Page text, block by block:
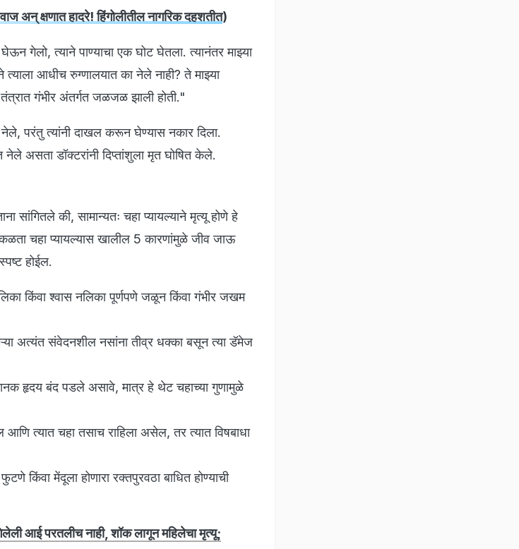
क्षणात हादरे! हिंगोलीतील नागरिक दहशतीत)
गेलो, त्याने पाण्याचा एक घोट घेतला. त्यानंतर माझ्या
आधीच रुग्णालयात का नेले नाही? ते माझ्या
तंत्रात गंभीर अंतर्गत जळजळ झाली होती."
परंतु त्यांनी दाखल करून घेण्यास नकार दिला.
असता डॉक्टरांनी दिप्तांशुला मृत घोषित केले.
सांगितले की, सामान्यतः चहा प्यायल्याने मृत्यू होणे हे
चहा प्यायल्यास खालील 5 कारणांमुळे जीव जाऊ
होईल.
किंवा श्वास नलिका पूर्णपणे जळून किंवा गंभीर जखम
अत्यंत संवेदनशील नसांना तीव्र धक्का बसून त्या डॅमेज
हृदय बंद पडले असावे, मात्र हे थेट चहाच्या गुणामुळे
त्यात चहा तसाच राहिला असेल, तर त्यात विषबाधा
किंवा मेंदूला होणारा रक्तपुरवठा बाधित होण्याची
आई परतलीच नाही, शॉक लागून महिलेचा मृत्यू;